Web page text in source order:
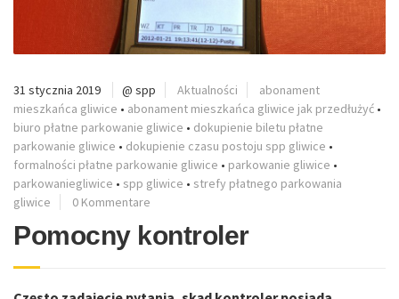
31 stycznia 2019 @ spp Aktualności
abonament
mieszkańca gliwice • abonament mieszkańca gliwice jak przedłużyć •
biuro płatne parkowanie gliwice • dokupienie biletu płatne
parkowanie gliwice • dokupienie czasu postoju spp gliwice •
formalności płatne parkowanie gliwice • parkowanie gliwice •
parkowaniegliwice • spp gliwice • strefy płatnego parkowania
gliwice
0 Kommentare
Pomocny kontroler